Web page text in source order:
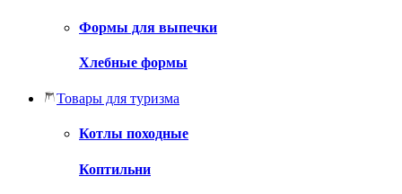
Формы для выпечки
Хлебные формы
Товары для туризма
Котлы походные
Коптильни